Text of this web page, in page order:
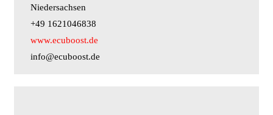
Niedersachsen
+49 1621046838
www.ecuboost.de
info@ecuboost.de